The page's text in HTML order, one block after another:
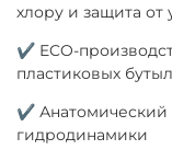
хлору и защита от
✔ ECO-
пластиковых
✔ Анатомический
гидродинамики